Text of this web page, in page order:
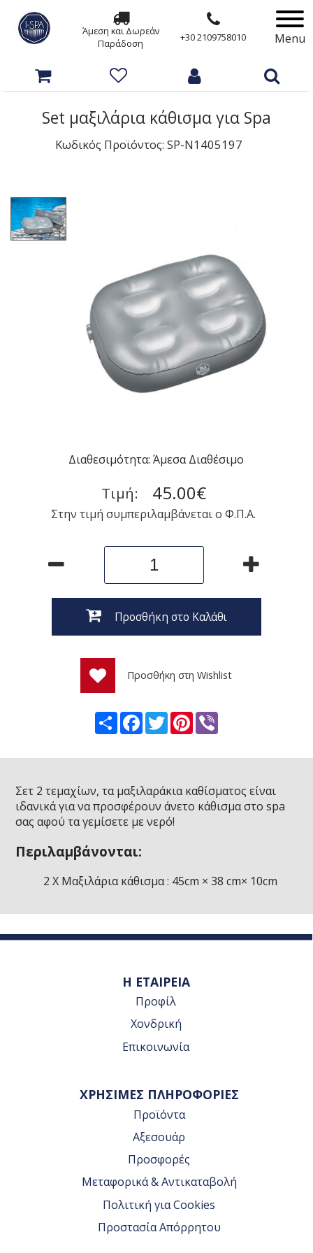
Άμεση και Δωρεάν
Παράδοση
+30 2109758010 Menu
Set μαξιλάρια κάθισμα για Spa
Κωδικός Προϊόντος: SP-N1405197
Διαθεσιμότητα: Άμεσα Διαθέσιμο
Τιμή: 45.00€
Στην τιμή συμπεριλαμβάνεται ο Φ.Π.Α.
Προσθήκη στο Καλάθι
Προσθήκη στη Wishlist
ShareFacebook
TwitterPinterest
Viber
Σετ 2 τεμαχίων, τα μαξιλαράκια καθίσματος είναι
ιδανικά για να προσφέρουν άνετο κάθισμα στο spa
σας αφού τα γεμίσετε με νερό!
Περιλαμβάνονται:
2 Χ Μαξιλάρια κάθισμα : 45cm × 38 cm× 10cm
Η ΕΤΑΙΡΕΙΑ
Προφίλ
Χονδρική
Επικοινωνία
ΧΡΗΣΙΜΕΣ ΠΛΗΡΟΦΟΡΙΕΣ
Προϊόντα
Αξεσουάρ
Προσφορές
Μεταφορικά & Αντικαταβολή
Πολιτική για Cookies
Προστασία Απόρρητου